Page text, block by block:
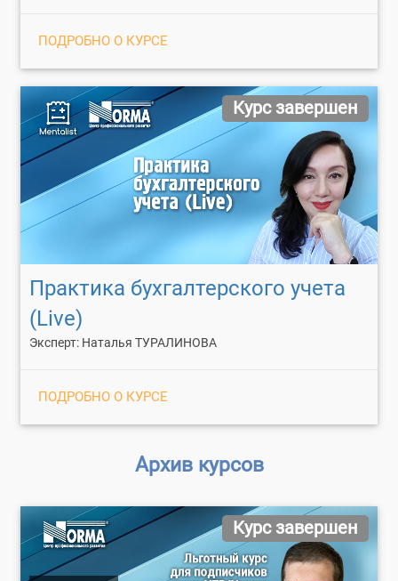
ПОДРОБНО О КУРСЕ
Курс завершен
Практика бухгалтерского учета
(Live)
Эксперт: Наталья ТУРАЛИНОВА
ПОДРОБНО О КУРСЕ
Архив курсов
Курс завершен